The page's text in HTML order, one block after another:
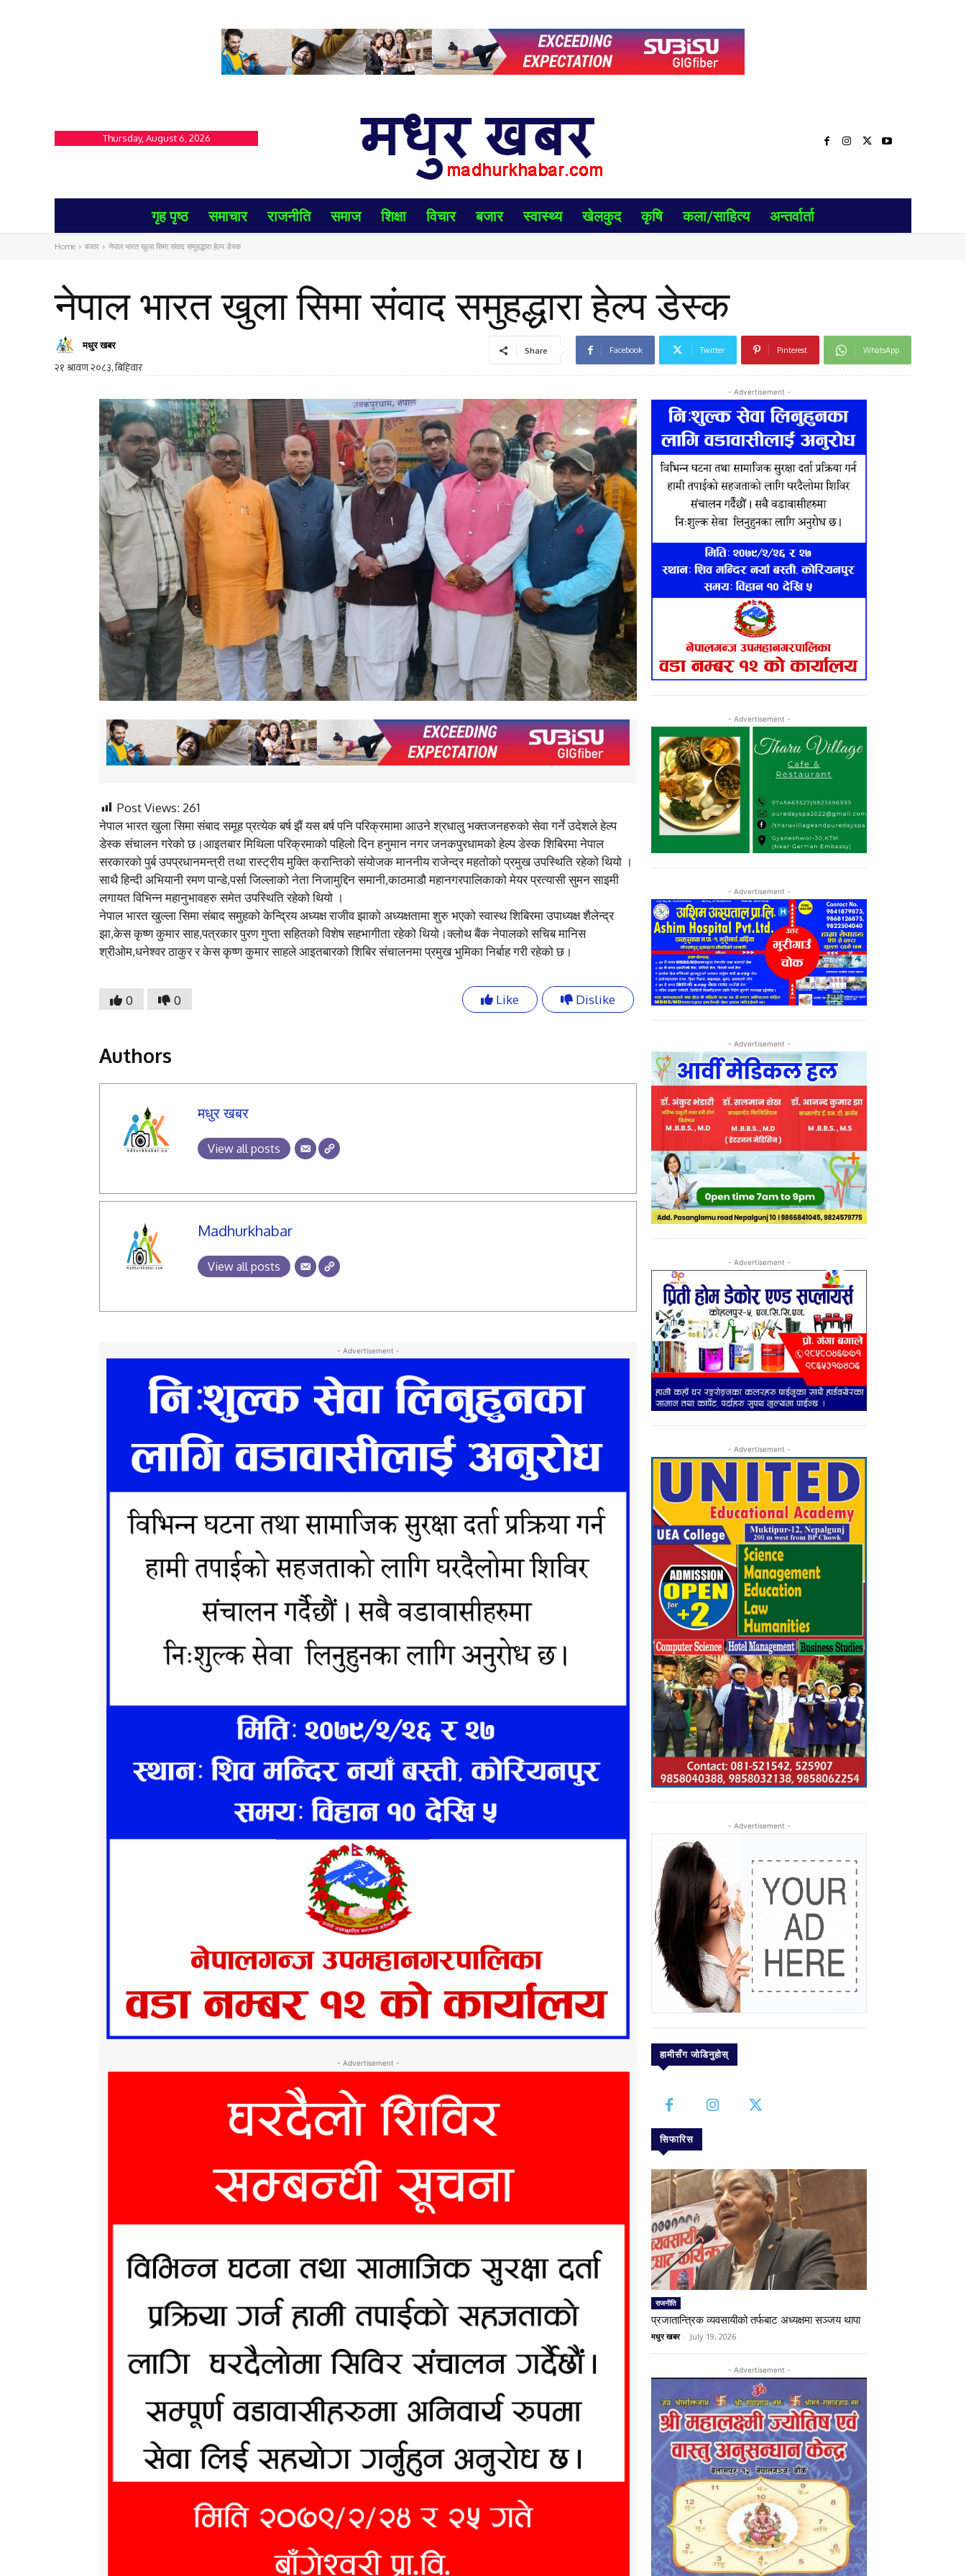
Thursday, August 6, 2026
गृह पृष्ठ समाचार राजनीति समाज शिक्षा विचार बजार स्वास्थ्य खेलकुद कृषि कला/साहित्य अन्तर्वार्ता
Home बजार नेपाल भारत खुला सिमा संवाद समुहद्धारा हेल्प डेस्क
नेपाल भारत खुला सिमा संवाद समुहद्धारा हेल्प डेस्क
मधुर खबर
Share Facebook Twitter Pinterest WhatsApp
Post Views: 261
नेपाल भारत खुला सिमा संबाद समूह प्रत्येक बर्ष झैं यस बर्ष पनि परिक्रमामा आउने श्रधालु भक्तजनहरुको सेवा गर्ने उदेशले हेल्प
डेस्क संचालन गरेको छ।आइतबार मिथिला परिक्रमाको पहिलो दिन हनुमान नगर जनकपुरधामको हेल्प डेस्क शिबिरमा नेपाल
सरकारको पुर्ब उपप्रधानमन्त्री तथा रास्ट्रीय मुक्ति क्रान्तिको संयोजक माननीय राजेन्द्र महतोको प्रमुख उपस्थिति रहेको थियो ।
साथै हिन्दी अभियानी रमण पान्डे,पर्सा जिल्लाको नेता निजामुद्दिन समानी,काठमाडौ महानगरपालिकाको मेयर प्रत्यासी सुमन साइमी
लगायत विभिन्न महानुभावहरु समेत उपस्थिति रहेको थियो ।
नेपाल भारत खुल्ला सिमा संबाद समुहको केन्द्रिय अध्यक्ष राजीव झाको अध्यक्षतामा शुरु भएको स्वास्थ शिबिरमा उपाध्यक्ष शैलेन्द्र
झा,केस कृष्ण कुमार साह,पत्रकार पुरण गुप्ता सहितको विशेष सहभागीता रहेको थियो।क्लोथ बैंक नेपालको सचिब मानिस
श्रीओम,धनेश्वर ठाकुर र केस कृष्ण कुमार साहले आइतबारको शिबिर संचालनमा प्रमुख भुमिका निर्बाह गरी रहेको छ।
0 0 Like Dislike
Authors
मधुर खबर
View all posts
Madhurkhabar
View all posts
- Advertisement -
- Advertisement -
- Advertisement -
- Advertisement -
- Advertisement -
- Advertisement -
- Advertisement -
- Advertisement -
- Advertisement -
हामीसँग जोडिनुहोस्
सिफारिस
राजनीति
प्रजातान्त्रिक व्यवसायीको तर्फबाट अध्यक्षमा सञ्जय थापा
मधुर खबर - July 19, 2026
- Advertisement -